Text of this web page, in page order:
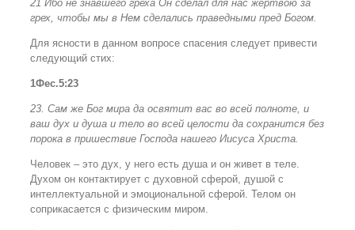
21 Ибо не знавшего греха Он сделал для нас жертвою за
грех, чтобы мы в Нем сделались праведными пред Богом.
Для ясности в данном вопросе спасения следует привести
следующий стих:
1Фес.5:23
23. Сам же Бог мира да освятит вас во всей полноте, и
ваш дух и душа и тело во всей целости да сохранится без
порока в пришествие Господа нашего Иисуса Христа.
Человек – это дух, у него есть душа и он живет в теле.
Духом он контактирует с духовной сферой, душой с
интеллектуальной и эмоциональной сферой. Телом он
соприкасается с физическим миром.